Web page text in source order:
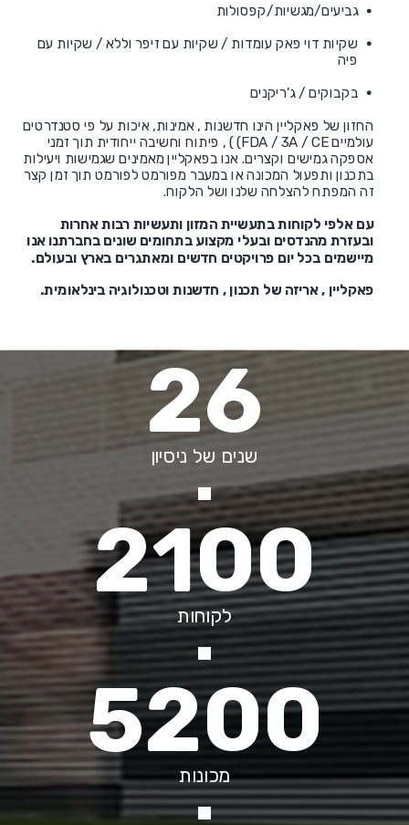
גביעים/מגשיות/קפסולות
שקיות דוי פאק עומדות / שקיות עם זיפר וללא / שקיות עם
פיה
בקבוקים / ג'ריקנים
החזון של פאקליין הינו חדשנות , אמינות, איכות על פי סטנדרטים
עולמיים FDA / 3A / CE) ) , פיתוח וחשיבה ייחודית תוך זמני
אספקה גמישים וקצרים. אנו בפאקליין מאמינים שגמישות ויעילות
בתכנון ותפעול המכונה או במעבר מפורמט לפורמט תוך זמן קצר
זה המפתח להצלחה שלנו ושל הלקוח.
עם אלפי לקוחות בתעשיית המזון ותעשיות רבות אחרות
ובעזרת מהנדסים ובעלי מקצוע בתחומים שונים בחברתנו אנו
מיישמים בכל יום פרויקטים חדשים ומאתגרים בארץ ובעולם.
פאקליין , אריזה של תכנון , חדשנות וטכנולוגיה בינלאומית.
26
שנים של ניסיון
2100
לקוחות
5200
מכונות